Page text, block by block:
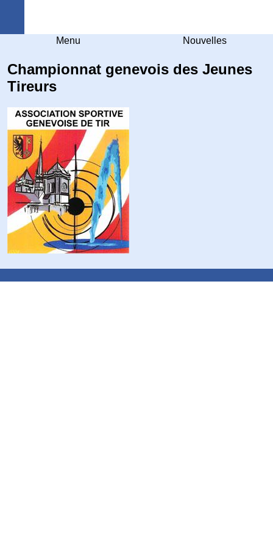
Menu Nouvelles
Championnat genevois des Jeunes
Tireurs